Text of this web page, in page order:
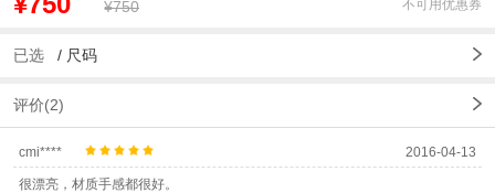
¥750 不可用优惠券
已选 / 尺码
评价(2)
cmi**** 2016-04-13
很漂亮，材质手感都很好。